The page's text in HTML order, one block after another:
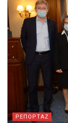
ΡΕΠΟΡΤΑΖ